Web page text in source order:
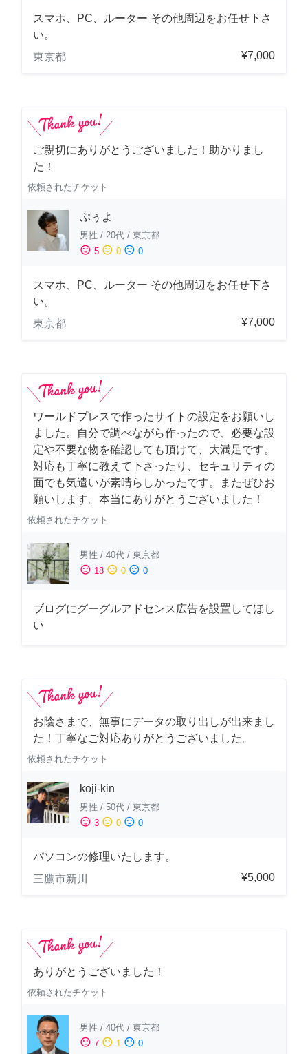
スマホ、PC、ルーター その他周辺をお任せ下さ
い。
東京都
¥7,000
ご親切にありがとうございました！助かりまし
た！
依頼されたチケット
ぷぅよ
男性 / 20代 / 東京都
sentiment_satisfied 5 sentiment_neutral 0 sentiment_dissatisfied 0
スマホ、PC、ルーター その他周辺をお任せ下さ
い。
東京都
¥7,000
ワールドプレスで作ったサイトの設定をお願いし
ました。自分で調べながら作ったので、必要な設
定や不要な物を確認しても頂けて、大満足です。
対応も丁寧に教えて下さったり、セキュリティの
面でも気遣いが素晴らしかったです。またぜひお
願いします。本当にありがとうございました！
依頼されたチケット
男性 / 40代 / 東京都
sentiment_satisfied 18 sentiment_neutral 0 sentiment_dissatisfied 0
ブログにグーグルアドセンス広告を設置してほし
い
お陰さまで、無事にデータの取り出しが出来まし
た！丁寧なご対応ありがとうございました。
依頼されたチケット
koji-kin
男性 / 50代 / 東京都
sentiment_satisfied 3 sentiment_neutral 0 sentiment_dissatisfied 0
パソコンの修理いたします。
三鷹市新川
¥5,000
ありがとうございました！
依頼されたチケット
男性 / 40代 / 東京都
sentiment_satisfied 7 sentiment_neutral 1 sentiment_dissatisfied 0